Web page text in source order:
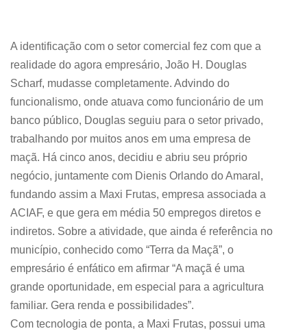
A identificação com o setor comercial fez com que a
realidade do agora empresário, João H. Douglas
Scharf, mudasse completamente. Advindo do
funcionalismo, onde atuava como funcionário de um
banco público, Douglas seguiu para o setor privado,
trabalhando por muitos anos em uma empresa de
maçã. Há cinco anos, decidiu e abriu seu próprio
negócio, juntamente com Dienis Orlando do Amaral,
fundando assim a Maxi Frutas, empresa associada a
ACIAF, e que gera em média 50 empregos diretos e
indiretos. Sobre a atividade, que ainda é referência no
município, conhecido como “Terra da Maçã”, o
empresário é enfático em afirmar “A maçã é uma
grande oportunidade, em especial para a agricultura
familiar. Gera renda e possibilidades”.
Com tecnologia de ponta, a Maxi Frutas, possui uma